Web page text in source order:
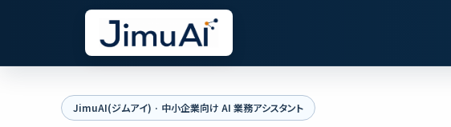
JimuAI(ジムアイ) · 中小企業向け AI 業務アシスタント